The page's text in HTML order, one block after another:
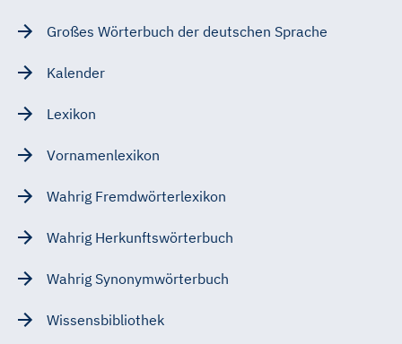
Großes Wörterbuch der deutschen Sprache
Kalender
Lexikon
Vornamenlexikon
Wahrig Fremdwörterlexikon
Wahrig Herkunftswörterbuch
Wahrig Synonymwörterbuch
Wissensbibliothek